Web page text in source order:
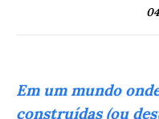
Em um mundo
construídas (ou